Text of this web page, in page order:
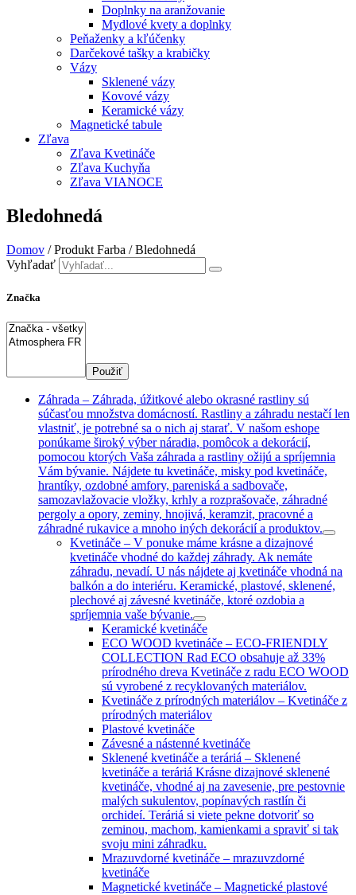
Doplnky na aranžovanie
Mydlové kvety a doplnky
Peňaženky a kľúčenky
Darčekové tašky a krabičky
Vázy
Sklenené vázy
Kovové vázy
Keramické vázy
Magnetické tabule
Zľava
Zľava Kvetináče
Zľava Kuchyňa
Zľava VIANOCE
Bledohnedá
Domov / Produkt Farba / Bledohnedá
Vyhľadať
Značka
Použiť
Záhrada – Záhrada, úžitkové alebo okrasné rastliny sú
súčasťou množstva domácností. Rastliny a záhradu nestačí len
vlastniť, je potrebné sa o nich aj starať. V našom eshope
ponúkame široký výber náradia, pomôcok a dekorácií,
pomocou ktorých Vaša záhrada a rastliny ožijú a spríjemnia
Vám bývanie. Nájdete tu kvetináče, misky pod kvetináče,
hrantíky, ozdobné amfory, pareniská a sadbovače,
samozavlažovacie vložky, krhly a rozprašovače, záhradné
pergoly a opory, zeminy, hnojivá, keramzit, pracovné a
záhradné rukavice a mnoho iných dekorácií a produktov.
Kvetináče – V ponuke máme krásne a dizajnové
kvetináče vhodné do každej záhrady. Ak nemáte
záhradu, nevadí. U nás nájdete aj kvetináče vhodná na
balkón a do interiéru. Keramické, plastové, sklenené,
plechové aj závesné kvetináče, ktoré ozdobia a
spríjemnia vaše bývanie.
Keramické kvetináče
ECO WOOD kvetináče – ECO-FRIENDLY
COLLECTION Rad ECO obsahuje až 33%
prírodného dreva Kvetináče z radu ECO WOOD
sú vyrobené z recyklovaných materiálov.
Kvetináče z prírodných materiálov – Kvetináče z
prírodných materiálov
Plastové kvetináče
Závesné a nástenné kvetináče
Sklenené kvetináče a teráriá – Sklenené
kvetináče a teráriá Krásne dizajnové sklenené
kvetináče, vhodné aj na zavesenie, pre pestovnie
malých sukulentov, popínavých rastlín či
orchideí. Teráriá si viete pekne dotvoriť so
zeminou, machom, kamienkami a spraviť si tak
svoju mini záhradku.
Mrazuvdorné kvetináče – mrazuvzdorné
kvetináče
Magnetické kvetináče – Magnetické plastové